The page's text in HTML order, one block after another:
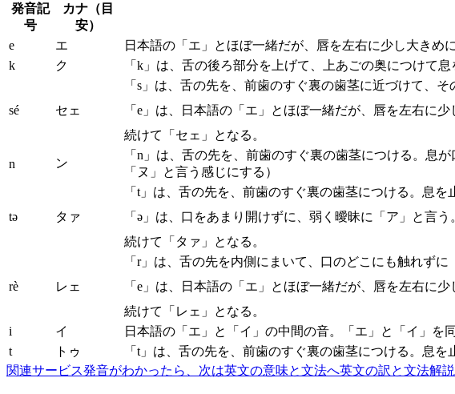
発音記
号
カナ（目
安）
e エ
日本語の「エ」とほぼ一緒だが、唇を左右に少し大きめに
k
ク 「k」は、舌の後ろ部分を上げて、上あごの奥につけて
sé セェ
「s」は、舌の先を、前歯のすぐ裏の歯茎に近づけて、
「e」は、日本語の「エ」とほぼ一緒だが、唇を左右に少
続けて「セェ」となる。
n ン
「n」は、舌の先を、前歯のすぐ裏の歯茎につける。息
「ヌ」と言う感じにする）
tə タァ
「t」は、舌の先を、前歯のすぐ裏の歯茎につける。息
「ə」は、口をあまり開けずに、弱く曖昧に「ア」と言う
続けて「タァ」となる。
rè レェ
「r」は、舌の先を内側にまいて、口のどこにも触れず
「e」は、日本語の「エ」とほぼ一緒だが、唇を左右に少
続けて「レェ」となる。
i
イ
日本語の「エ」と「イ」の中間の音。「エ」と「イ」を
t
トゥ
「t」は、舌の先を、前歯のすぐ裏の歯茎につける。息
関連サービス発音がわかったら、次は英文の意味と文法へ英文の訳と文法解